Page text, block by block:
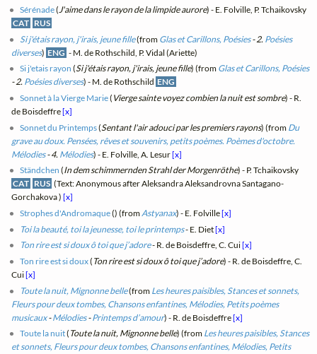
Sérénade(J'aime dans le rayon de la limpide aurore) - E. Folville, P. Tchaikovsky
CAT RUS
Si j'étais rayon, j'irais, jeune fille(from Glas et Carillons, Poésies- 2. Poésies
diverses) ENG - M. de Rothschild, P. Vidal (Ariette)
Si j'etais rayon (Si j'étais rayon, j'irais, jeune fille) (from Glas et Carillons, Poésies
- 2. Poésies diverses) - M. de Rothschild ENG
Sonnet à la Vierge Marie( Vierge sainte voyez combien la nuit est sombre) - R.
de Boisdeffre[x]
Sonnet du Printemps(Sentant l'air adouci par les premiers rayons) (from Du
grave au doux. Pensées, rêves et souvenirs, petits poèmes. Poèmes d'octobre.
Mélodies- 4. Mélodies) - E. Folville, A. Lesur[x]
Ständchen (In dem schimmernden Strahl der Morgenröthe) - P. Tchaikovsky
CAT RUS (Text: Anonymous after Aleksandra Aleksandrovna Santagano-
Gorchakova )[x]
Strophes d'Andromaque() (fromAstyanax) - E. Folville[x]
Toi la beauté, toi la jeunesse, toi le printemps- E. Diet[x]
Ton rire est si doux ô toi que j’adore- R. de Boisdeffre, C. Cui[x]
Ton rire est si doux( Ton rire est si doux ô toi que j’adore) - R. de Boisdeffre, C.
Cui[x]
Toute la nuit, Mignonne belle(from Les heures paisibles, Stances et sonnets,
Fleurs pour deux tombes, Chansons enfantines, Mélodies, Petits poèmes
musicaux-Mélodies-Printemps d’amour) - R. de Boisdeffre[x]
Toute la nuit( Toute la nuit, Mignonne belle) (from Les heures paisibles, Stances
et sonnets, Fleurs pour deux tombes, Chansons enfantines, Mélodies, Petits